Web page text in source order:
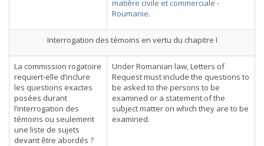
matière civile et commerciale -
Roumanie.
Interrogation des témoins en vertu du chapitre I
La commission rogatoire
requiert-elle d’inclure
les questions exactes
posées durant
l’interrogation des
témoins ou seulement
une liste de sujets
devant être abordés ?
Under Romanian law, Letters of
Request must include the questions to
be asked to the persons to be
examined or a statement of the
subject matter on which they are to be
examined.